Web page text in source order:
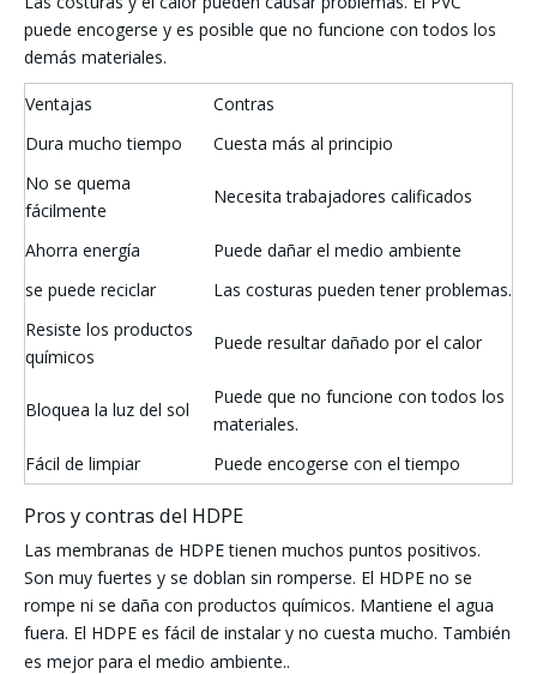
puede encogerse y es posible que no funcione con todos los
demás materiales.
Ventajas
Contras
Dura mucho tiempo
Cuesta más al principio
No se quema
fácilmente
Necesita trabajadores calificados
Ahorra energía
Puede dañar el medio ambiente
se puede reciclar
Las costuras pueden tener problemas.
Resiste los productos
químicos
Puede resultar dañado por el calor
Bloquea la luz del sol
Puede que no funcione con todos los
materiales.
Fácil de limpiar
Puede encogerse con el tiempo
Pros y contras del HDPE
Las membranas de HDPE tienen muchos puntos positivos.
Son muy fuertes y se doblan sin romperse. El HDPE no se
rompe ni se daña con productos químicos. Mantiene el agua
fuera. El HDPE es fácil de instalar y no cuesta mucho. También
es mejor para el medio ambiente..